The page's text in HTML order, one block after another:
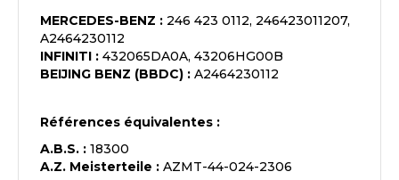
MERCEDES-BENZ : 246 423 0112, 246423011207,
A2464230112
INFINITI : 432065DA0A, 43206HG00B
BEIJING BENZ (BBDC) : A2464230112
Références équivalentes :
A.B.S. : 18300
A.Z. Meisterteile : AZMT-44-024-2306